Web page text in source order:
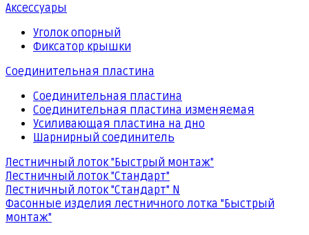
Аксессуары
Уголок опорный
Фиксатор крышки
Соединительная пластина
Соединительная пластина
Соединительная пластина изменяемая
Усиливающая пластина на дно
Шарнирный соединитель
Лестничный лоток "Быстрый монтаж"
Лестничный лоток "Стандарт"
Лестничный лоток "Стандарт" N
Фасонные изделия лестничного лотка "Быстрый
монтаж"